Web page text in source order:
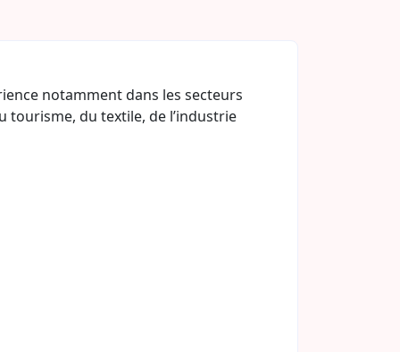
notamment dans les secteurs
tourisme, du textile, de l’industrie